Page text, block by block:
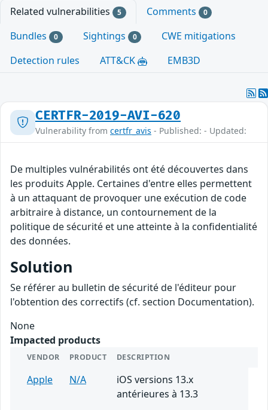
Related vulnerabilities 5 Comments 0
Bundles 0 Sightings 0
CWE mitigations
Detection rules
ATT&CK EMB3D
CERTFR-2019-AVI-620
Vulnerability from certfr_avis - Published: - Updated:
De multiples vulnérabilités ont été découvertes dans
les produits Apple. Certaines d'entre elles permettent
à un attaquant de provoquer une exécution de code
arbitraire à distance, un contournement de la
politique de sécurité et une atteinte à la confidentialité
des données.
Solution
Se référer au bulletin de sécurité de l'éditeur pour
l'obtention des correctifs (cf. section Documentation).
None
Impacted products
VENDOR PRODUCT DESCRIPTION
Apple N/A
iOS versions 13.x
antérieures à 13.3